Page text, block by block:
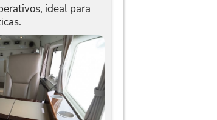
ideal para